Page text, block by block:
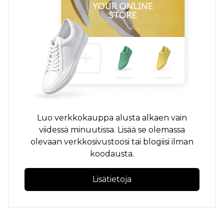
Luo verkkokauppa alusta alkaen vain
viidessä minuutissa. Lisää se olemassa
olevaan verkkosivustoosi tai blogiisi ilman
koodausta.
Lisätietoja